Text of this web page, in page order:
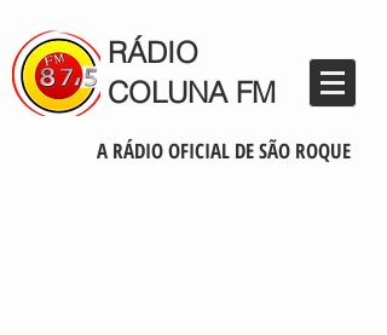
RÁDIO
COLUNA FM
A RÁDIO OFICIAL DE SÃO ROQUE